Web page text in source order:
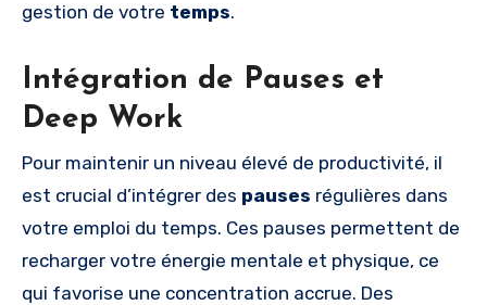
gestion de votre temps.
Intégration de Pauses et
Deep Work
Pour maintenir un niveau élevé de productivité, il
est crucial d’intégrer des pauses régulières dans
votre emploi du temps. Ces pauses permettent de
recharger votre énergie mentale et physique, ce
qui favorise une concentration accrue. Des